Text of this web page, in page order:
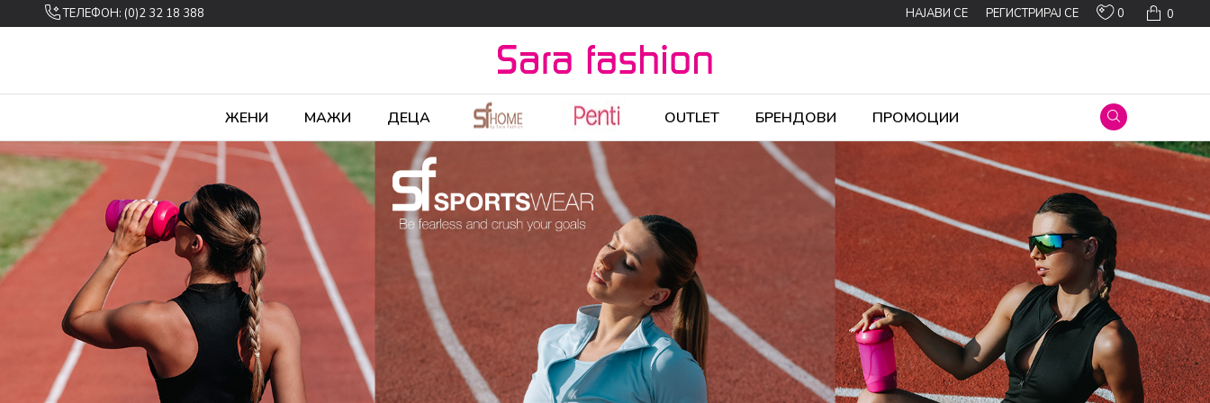
ТЕЛЕФОН: (0)2 32 18 388 0
0
НАЈАВИ СЕ РЕГИСТРИРАЈ СЕ
ЖЕНИ МАЖИ ДЕЦА OUTLET БРЕНДОВИ ПРОМОЦИИ